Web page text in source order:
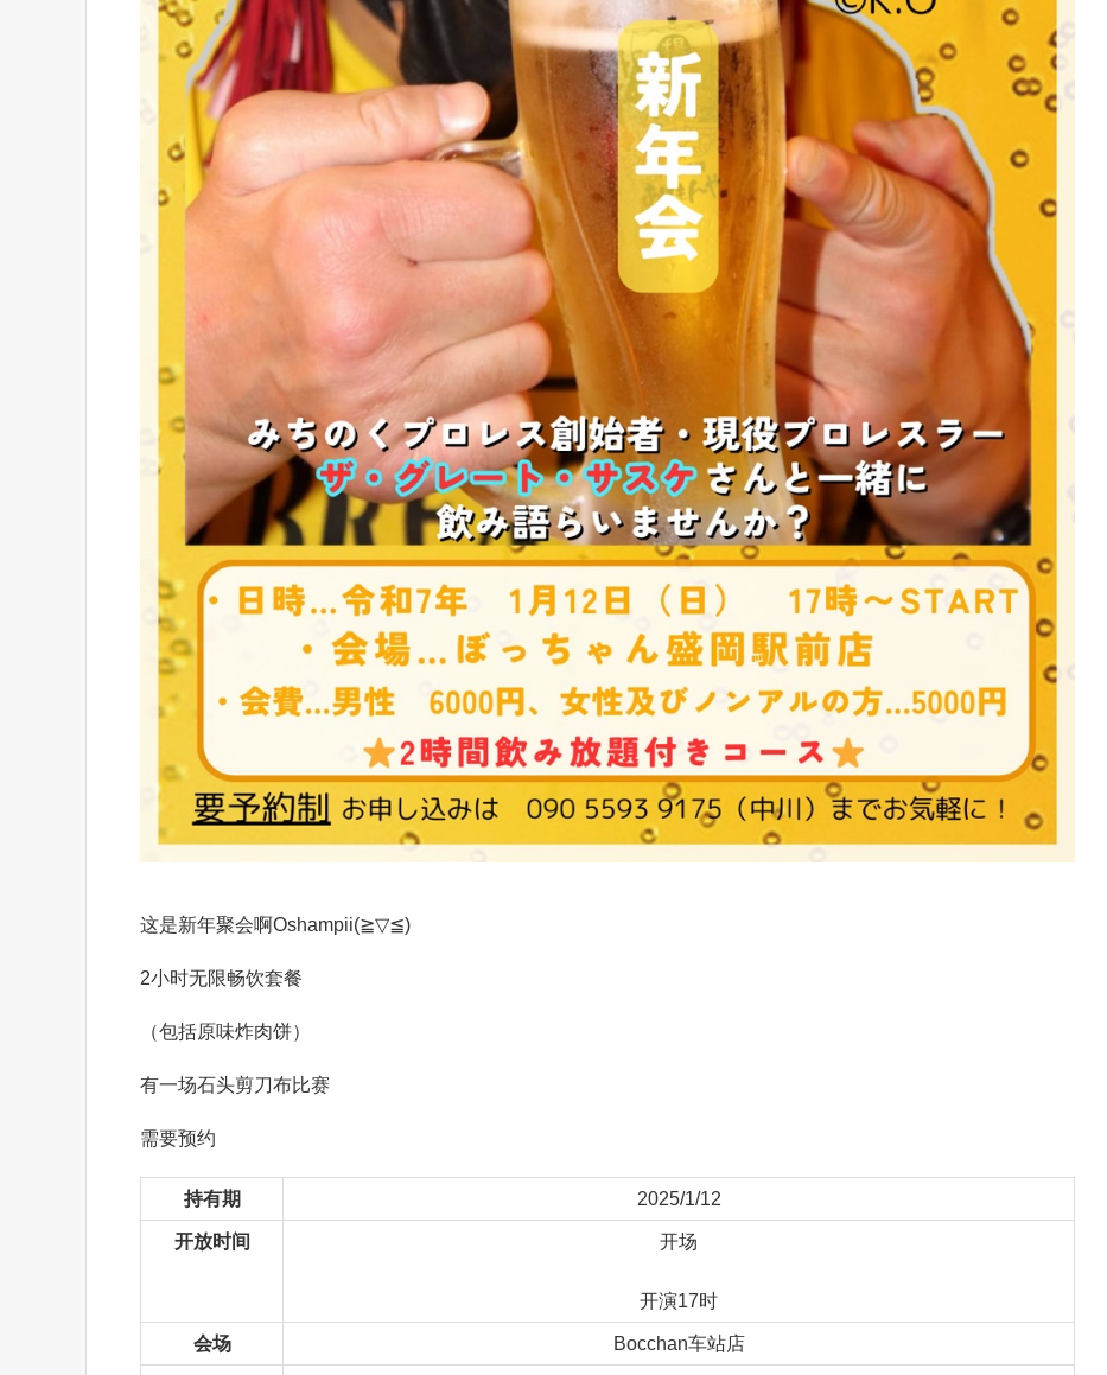
这是新年聚会啊Oshampii(⁠≧⁠▽⁠≦⁠)
2小时无限畅饮套餐
（包括原味炸肉饼）
有一场石头剪刀布比赛
需要预约
持有期 2025/1/12
开放时间 开场
开演17时
会场 Bocchan车站店